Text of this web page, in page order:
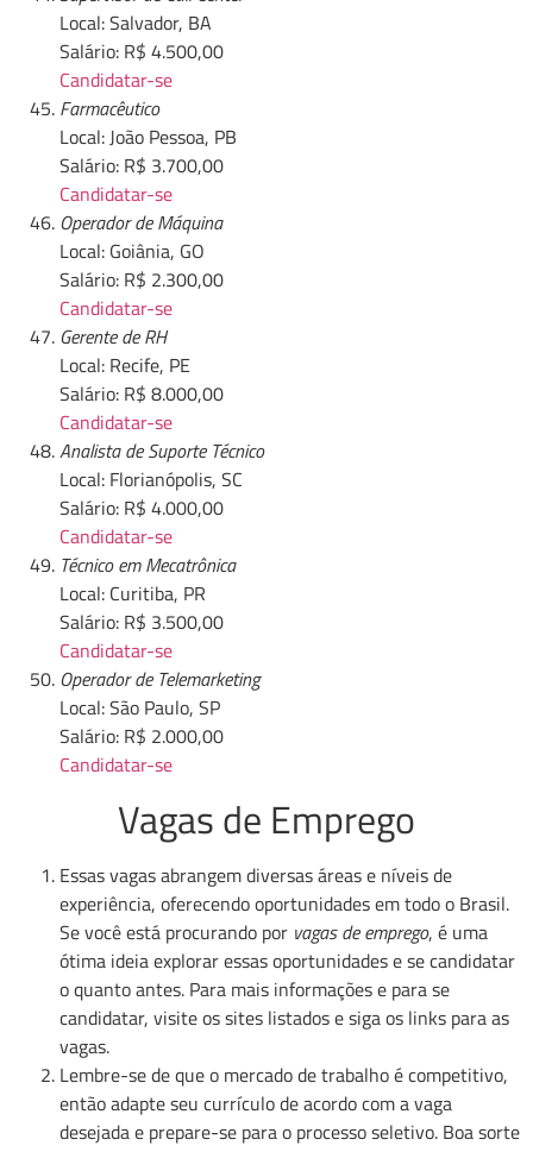
Local: Salvador, BA
Salário: R$ 4.500,00
Candidatar-se
Farmacêutico
Local: João Pessoa, PB
Salário: R$ 3.700,00
Candidatar-se
Operador de Máquina
Local: Goiânia, GO
Salário: R$ 2.300,00
Candidatar-se
Gerente de RH
Local: Recife, PE
Salário: R$ 8.000,00
Candidatar-se
Analista de Suporte Técnico
Local: Florianópolis, SC
Salário: R$ 4.000,00
Candidatar-se
Técnico em Mecatrônica
Local: Curitiba, PR
Salário: R$ 3.500,00
Candidatar-se
Operador de Telemarketing
Local: São Paulo, SP
Salário: R$ 2.000,00
Candidatar-se
Vagas de Emprego
Essas vagas abrangem diversas áreas e níveis de
experiência, oferecendo oportunidades em todo o Brasil.
Se você está procurando por vagas de emprego, é uma
ótima ideia explorar essas oportunidades e se candidatar
o quanto antes. Para mais informações e para se
candidatar, visite os sites listados e siga os links para as
vagas.
Lembre-se de que o mercado de trabalho é competitivo,
então adapte seu currículo de acordo com a vaga
desejada e prepare-se para o processo seletivo. Boa sorte